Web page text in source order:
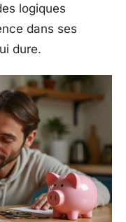
logiques
dans ses
dure.